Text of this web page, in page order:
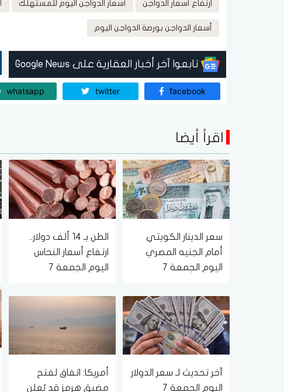
ارتفاع أسعار الدواجن أسعار الدواجن اليوم للمستهلك
أسعار الدواجن بورصة الدواجن اليوم
تابعوا آخر أخبار العقارية على Google News
facebook
twitter
whatsapp
اقرأ أيضا
سعر الدينار الكويتي
أمام الجنيه المصري
اليوم الجمعة 7
الطن بـ 14 ألف دولار..
ارتفاع أسعار النحاس
اليوم الجمعة 7
آخر تحديث لـ سعر الدولار
اليوم الجمعة 7
أمريكا: اتفاق لفتح
مضيق هرمز قد يُعلن